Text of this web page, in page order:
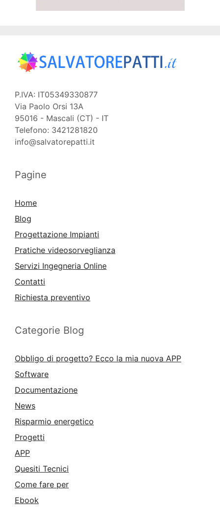
P.IVA: IT05349330877
Via Paolo Orsi 13A
95016 - Mascali (CT) - IT
Telefono: 3421281820
info@salvatorepatti.it
Pagine
Home
Blog
Progettazione Impianti
Pratiche videosorveglianza
Servizi Ingegneria Online
Contatti
Richiesta preventivo
Categorie Blog
Obbligo di progetto? Ecco la mia nuova APP
Software
Documentazione
News
Risparmio energetico
Progetti
APP
Quesiti Tecnici
Come fare per
Ebook